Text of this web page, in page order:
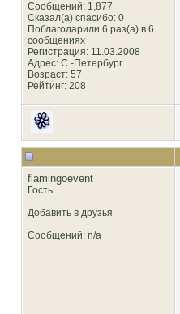
Сообщений: 1,877
Сказал(а) спасибо: 0
Поблагодарили 6 раз(а) в 6
сообщениях
Регистрация: 11.03.2008
Адрес: С.-Петербург
Возраст: 57
Рейтинг: 208
flamingoevent
Гость
Добавить в друзья
Сообщений: n/a